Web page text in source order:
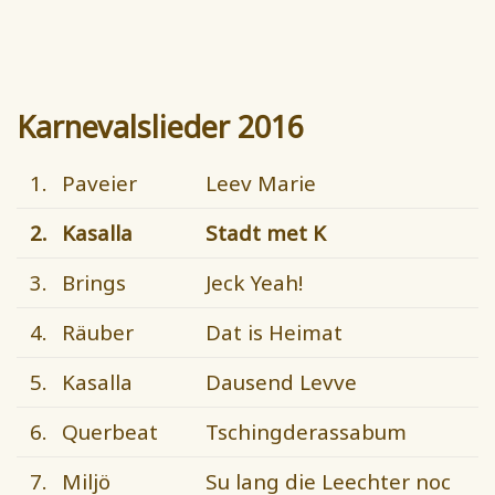
Karnevalslieder 2016
1. Paveier
Leev Marie
2.
Kasalla
Stadt met K
3.
Brings
Jeck Yeah!
4.
Räuber
Dat is Heimat
5.
Kasalla
Dausend Levve
6.
Querbeat
Tschingderassabum
7.
Miljö Su lang die Leechter noc